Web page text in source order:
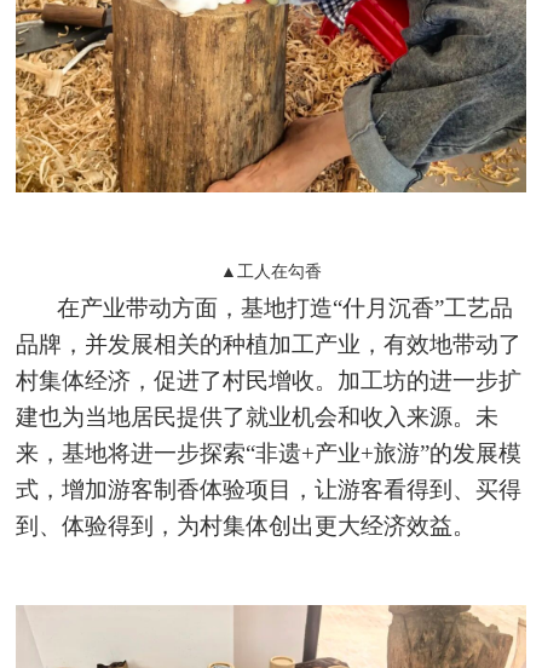
▲工人在勾香
在产业带动方面，基地打造“什月沉香”工艺品
品牌，并发展相关的种植加工产业，有效地带动了
村集体经济，促进了村民增收。加工坊的进一步扩
建也为当地居民提供了就业机会和收入来源。未
来，基地将进一步探索“非遗+产业+旅游”的发展模
式，增加游客制香体验项目，让游客看得到、买得
到、体验得到，为村集体创出更大经济效益。